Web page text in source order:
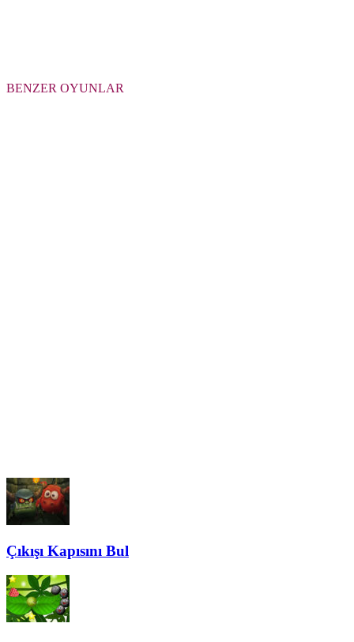
BENZER OYUNLAR
Çıkışı Kapısını Bul